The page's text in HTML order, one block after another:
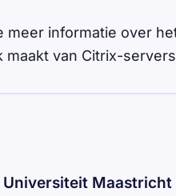
meer informatie over
maakt van Citrix-
Maastricht